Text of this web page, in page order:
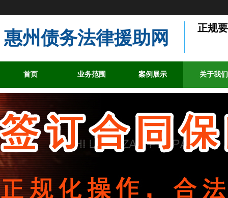
惠州债务法律援助网 正规
首页 业务范围 案例展示 关于我们